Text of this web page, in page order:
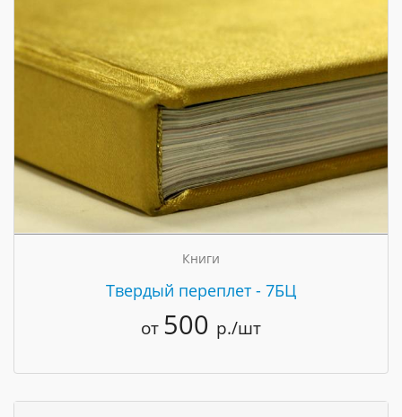
Книги
Твердый переплет - 7БЦ
от 500 р./шт